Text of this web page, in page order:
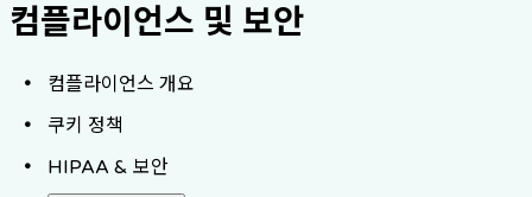
컴플라이언스 및 보안
컴플라이언스 개요
쿠키 정책
HIPAA & 보안